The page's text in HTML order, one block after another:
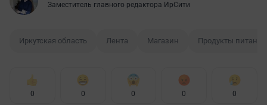
Заместитель главного редактора ИрСити
Иркутская область Лента Магазин Продукты питания
0 0 0 0 0